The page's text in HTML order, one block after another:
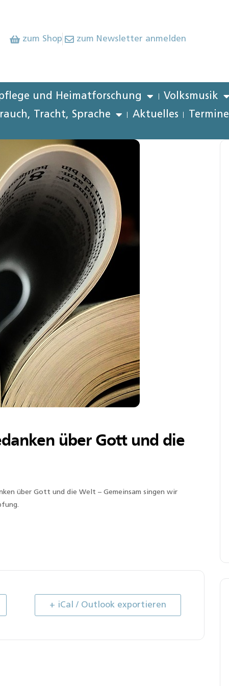
zum Shop zum Newsletter anmelden
und Heimatforschung Volksmusik
Tracht, Sprache
Aktuelles Termine
über Gott und die
über Gott und die Welt – Gemeinsam singen wir
+ iCal / Outlook exportieren